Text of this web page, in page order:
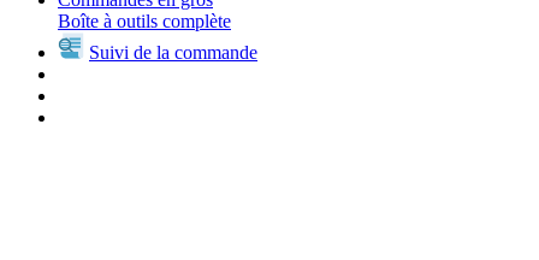
Boîte à outils complète
Suivi de la commande